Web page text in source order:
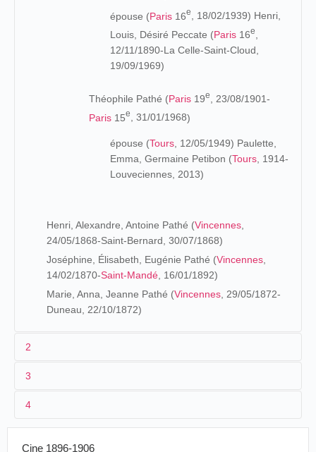
épouse (Paris 16e, 18/02/1939) Henri,
Louis, Désiré Peccate (Paris 16e
12/11/1890-La Celle-Saint-Cloud,
19/09/1969)
Théophile Pathé (Paris 19e , 23/08/1901-
Paris 15e , 31/01/1968)
épouse (Tours , 12/05/1949) Paulette,
Emma, Germaine Petibon (Tours , 1914-
Louveciennes, 2013)
Henri, Alexandre, Antoine Pathé (Vincennes
24/05/1868-Saint-Bernard, 30/07/1868)
Joséphine, Élisabeth, Eugénie Pathé (Vincennes
14/02/1870-Saint-Mandé , 16/01/1892)
Marie, Anna, Jeanne Pathé (Vincennes , 29/05/1872-
Duneau, 22/10/1872)
2
nourrice dans les premiers mois de son existence :
3
4
Cine 1896-1906